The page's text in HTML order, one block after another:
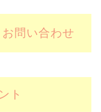
問い合わせ
ト